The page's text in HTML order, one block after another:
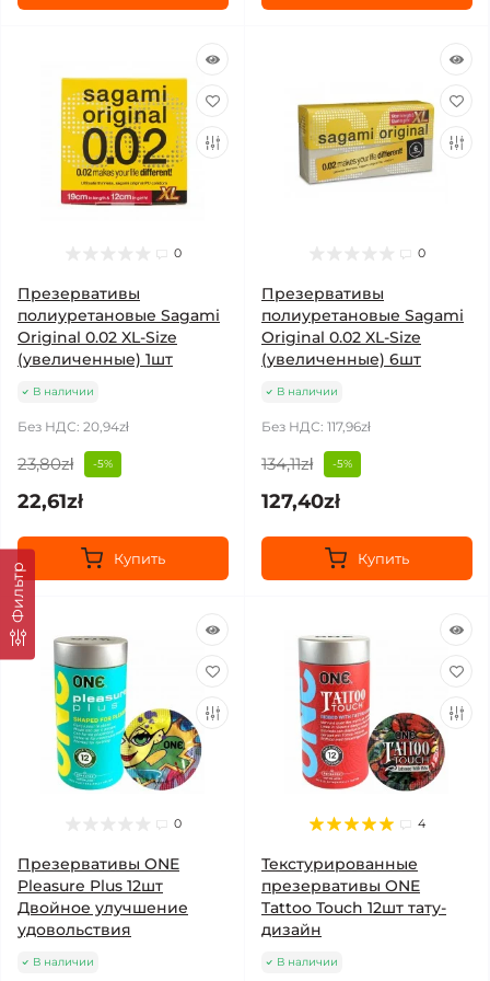
Фильтр
0
Презервативы
полиуретановые Sagami
Original 0.02 XL-Size
(увеличенные) 1шт
В наличии
Без НДС: 20,94zł
23,80zł -5%
22,61zł
Купить
0
Презервативы
полиуретановые Sagami
Original 0.02 XL-Size
(увеличенные) 6шт
В наличии
Без НДС: 117,96zł
134,11zł -5%
127,40zł
Купить
0
Презервативы ONE
Pleasure Plus 12шт
Двойное улучшение
удовольствия
В наличии
4
Текстурированные
презервативы ONE
Tattoo Touch 12шт тату-
дизайн
В наличии